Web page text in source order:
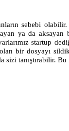
sebebi
ya da
startup
bir dosyayı
tanıştırabilir.